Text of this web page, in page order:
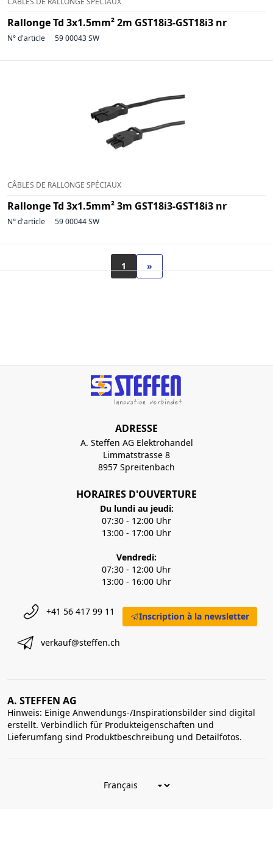
Rallonge Td 3x1.5mm² 2m GST18i3-GST18i3 nr
N° d'article 59 00043 SW
CÂBLES DE RALLONGE SPÉCIAUX
Rallonge Td 3x1.5mm² 3m GST18i3-GST18i3 nr
N° d'article 59 00044 SW
1 »
ADRESSE
A. Steffen AG Elektrohandel
Limmatstrasse 8
8957 Spreitenbach
HORAIRES D'OUVERTURE
Du lundi au jeudi:
07:30 - 12:00 Uhr
13:00 - 17:00 Uhr
Vendredi:
07:30 - 12:00 Uhr
13:00 - 16:00 Uhr
+41 56 417 99 11
verkauf@steffen.ch
Inscription à la newsletter
A. STEFFEN AG
Hinweis: Einige Anwendungs-/Inspirationsbilder sind digital
erstellt. Verbindlich für Produkteigenschaften und
Lieferumfang sind Produktbeschreibung und Detailfotos.